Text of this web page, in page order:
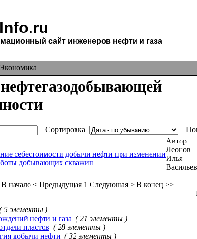
сайт инженеров нефти и газа
Экономика
Сортировка
Автор
себестоимости добычи нефти при изменении
добывающих скважин
Леонов
Илья
начало < Предыдущая 1 Следующая > В конец >>
( 5 элементы )
нефти и газа ( 21 элементы )
пластов ( 28 элементы )
добычи нефти ( 32 элементы )